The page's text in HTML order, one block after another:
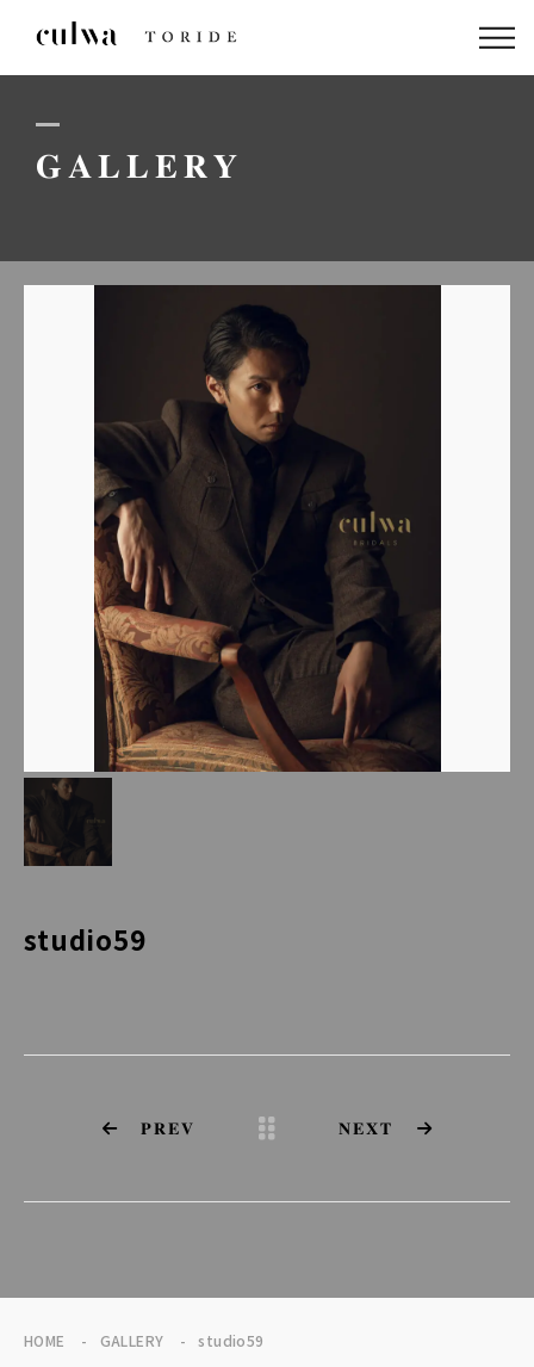
GALLERY
studio59
PREV NEXT
HOME GALLERY studio59
ABOUT US
PACKAGE
STAFF
GALLERY
BLOG
LINEでのお問い合わせはこちら